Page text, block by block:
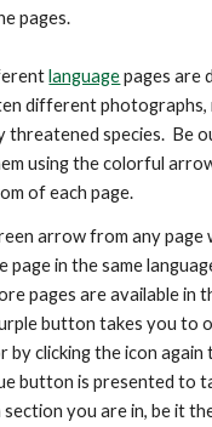
pages.
languagepages are
different photographs,
threatened species. Be
using the colorful
of each page.
arrow from any page
page in the same
pages are available in
button takes you to
by clicking the icon again
button is presentedto
you are in, be it